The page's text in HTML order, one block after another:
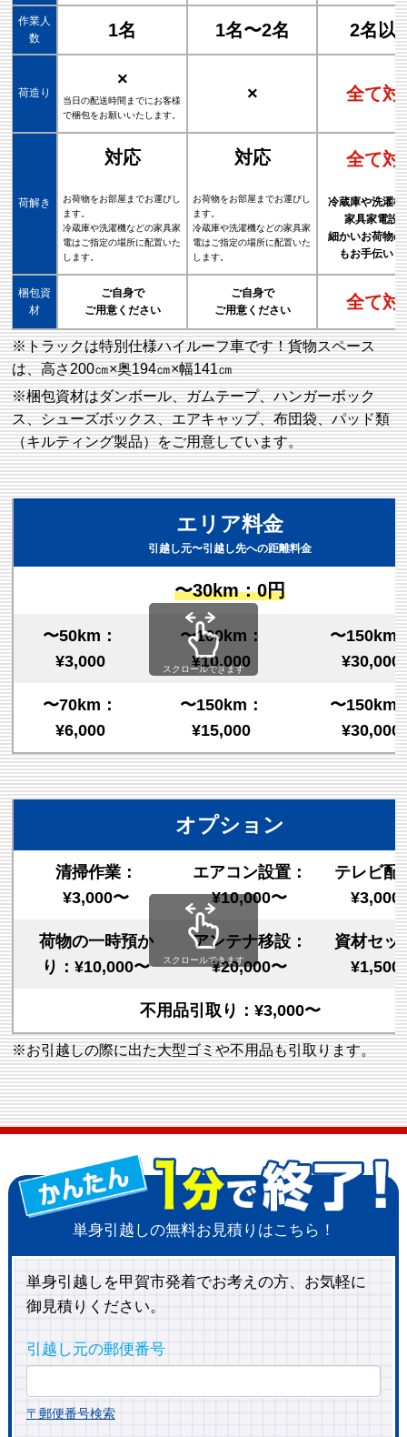
作業人
数
1名 1名〜2名 2名以
荷造り
×
当日の配送時間までにお客様
で梱包をお願いいたします。
× 全て対
荷解き
対応
お荷物をお部屋までお運びし
ます。
冷蔵庫や洗濯機などの家具家
電はご指定の場所に配置いた
します。
対応
お荷物をお部屋までお運びし
ます。
冷蔵庫や洗濯機などの家具家
電はご指定の場所に配置いた
します。
全て対
冷蔵庫や洗濯機
家具家電設
細かいお荷物の
もお手伝いし
梱包資
材
ご自身で
ご用意ください
ご自身で
ご用意ください
全て対
※トラックは特別仕様ハイルーフ車です！貨物スペース
は、高さ200㎝×奥194㎝×幅141㎝
※梱包資材はダンボール、ガムテープ、ハンガーボック
ス、シューズボックス、エアキャップ、布団袋、パッド類
（キルティング製品）をご用意しています。
エリア料金
引越し元〜引越し先への距離料金
〜30km：0円
〜50km：
¥3,000
〜100km：
¥10,000
〜150km
¥30,000
〜70km：
¥6,000
〜150km：
¥15,000
〜150km
¥30,000
スクロールできます
オプション
清掃作業：
¥3,000〜
エアコン設置：
¥10,000〜
テレビ配
¥3,000
荷物の一時預か
り：¥10,000〜
アンテナ移設：
¥20,000〜
資材セッ
¥1,500
不用品引取り：¥3,000〜
スクロールできます
※お引越しの際に出た大型ゴミや不用品も引取ります。
単身引越しの無料お見積りはこちら！
単身引越しを甲賀市発着でお考えの方、お気軽に
御見積りください。
引越し元の郵便番号
〒郵便番号検索